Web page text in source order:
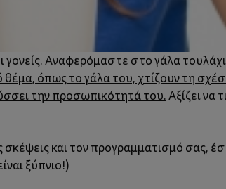
γονείς. Αναφερόμαστε στο γάλα
όπως το γάλα του, χτίζουν τη
την προσωπικότητά του.Αξίζει να
και τον προγραμματισμό σας,
ξύπνιο!)